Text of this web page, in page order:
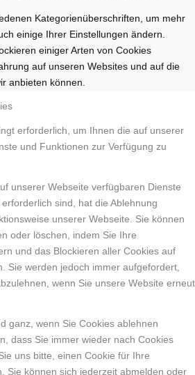
Kategorienüberschriften, um mehr
einige Ihrer Einstellungen ändern.
einiger Arten von Cookies
auf unseren Websites und auf die
anbieten können.
erforderlich, um Ihnen die auf unserer
und Funktionen zur Verfügung zu
unserer Webseite verfügbaren Dienste
sind, hat die Ablehnung
unserer Webseite. Sie können
oder löschen, indem Sie Ihre
und das Blockieren aller Cookies auf
Sie werden jedoch immer aufgefordert,
wenn Sie unsere Website erneut
ganz, wenn Sie Cookies ablehnen
dass Sie immer wieder nach Cookies
uns bitte, einen Cookie für Ihre
Sie können sich jederzeit abmelden oder